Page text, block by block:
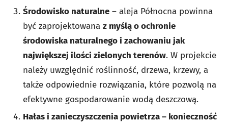
Środowisko naturalne – aleja Północna powinna
być zaprojektowana z myślą o ochronie
środowiska naturalnego i zachowaniu jak
największej ilości zielonych terenów. W projekcie
należy uwzględnić roślinność, drzewa, krzewy, a
także odpowiednie rozwiązania, które pozwolą na
efektywne gospodarowanie wodą deszczową.
Hałas i zanieczyszczenia powietrza – konieczność